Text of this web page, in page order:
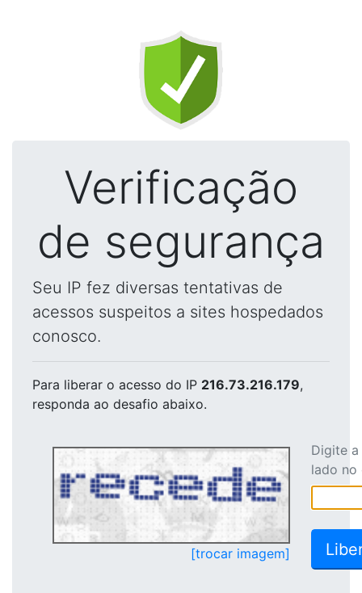
Verificação
de segurança
Seu IP fez diversas tentativas de
acessos suspeitos a sites hospedados
conosco.
Para liberar o acesso do IP 216.73.216.179,
responda ao desafio abaixo.
[trocar imagem]
Digite
lado no